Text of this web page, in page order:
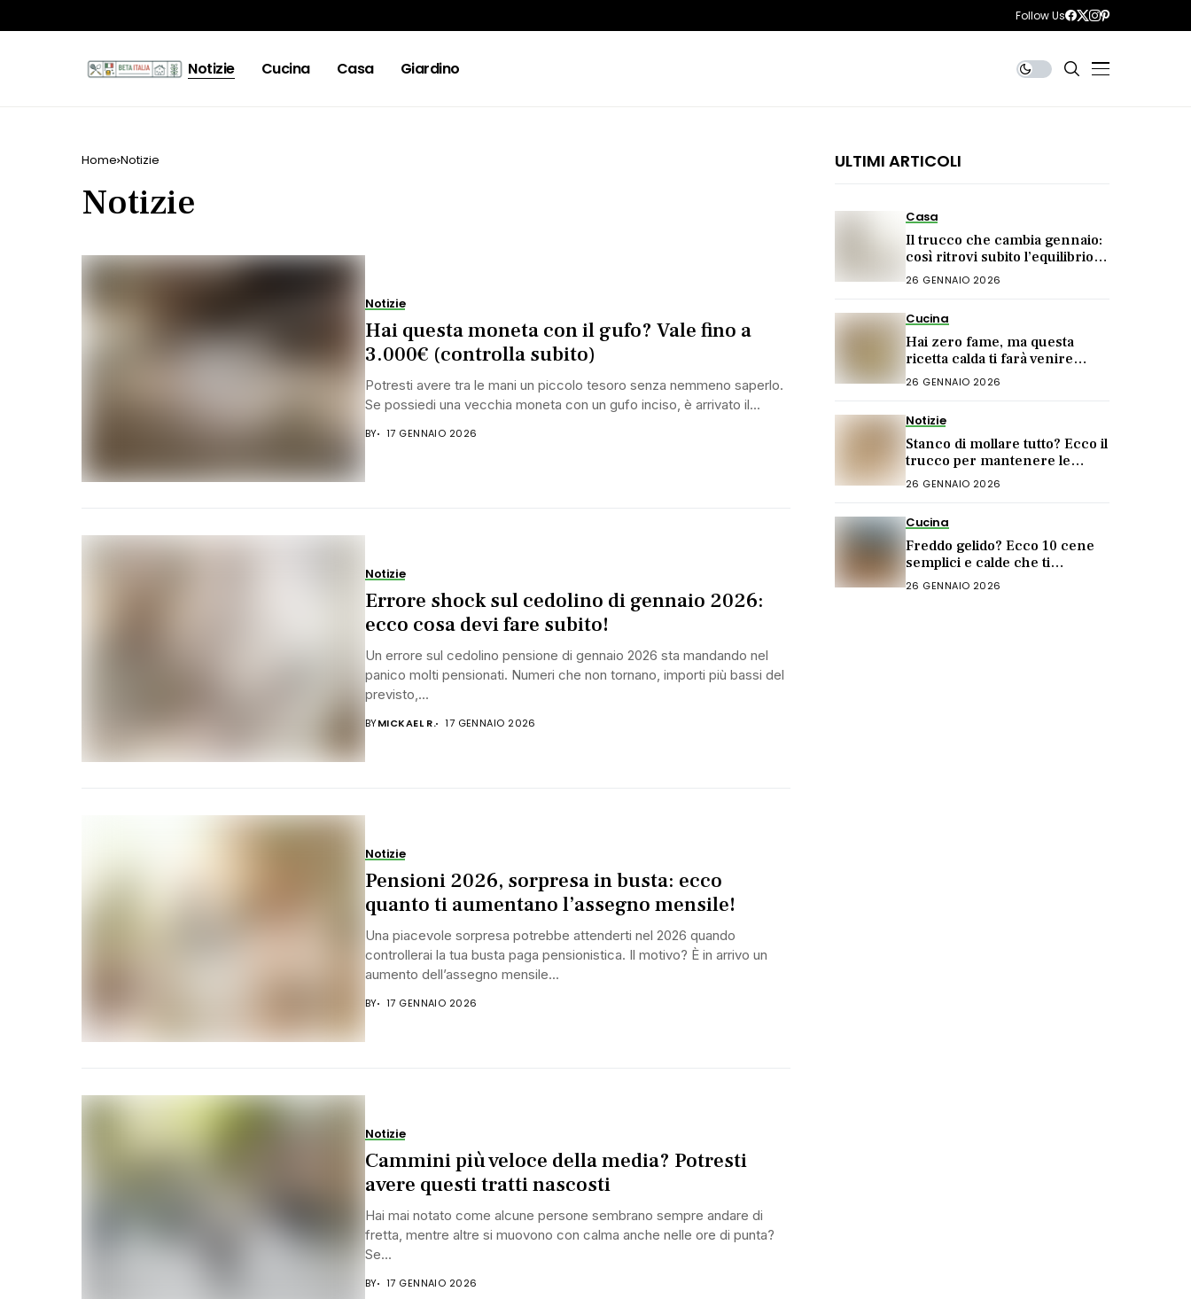
Follow Us
Notizie Cucina Casa Giardino
Home Notizie
Notizie
Notizie
Hai questa moneta con il gufo? Vale fino a
3.000€ (controlla subito)
Potresti avere tra le mani un piccolo tesoro senza nemmeno saperlo.
Se possiedi una vecchia moneta con un gufo inciso, è arrivato il...
BY 17 GENNAIO 2026
Notizie
Errore shock sul cedolino di gennaio 2026:
ecco cosa devi fare subito!
Un errore sul cedolino pensione di gennaio 2026 sta mandando nel
panico molti pensionati. Numeri che non tornano, importi più bassi del
previsto,...
BYMICKAEL R. 17 GENNAIO 2026
Notizie
Pensioni 2026, sorpresa in busta: ecco
quanto ti aumentano l’assegno mensile!
Una piacevole sorpresa potrebbe attenderti nel 2026 quando
controllerai la tua busta paga pensionistica. Il motivo? È in arrivo un
aumento dell’assegno mensile...
BY 17 GENNAIO 2026
Notizie
Cammini più veloce della media? Potresti
avere questi tratti nascosti
Hai mai notato come alcune persone sembrano sempre andare di
fretta, mentre altre si muovono con calma anche nelle ore di punta?
Se...
BY 17 GENNAIO 2026
ULTIMI ARTICOLI
Casa
Il trucco che cambia gennaio:
così ritrovi subito l’equilibrio
(funziona davvero)
26 GENNAIO 2026
Cucina
Hai zero fame, ma questa
ricetta calda ti farà venire
l’acquolina!
26 GENNAIO 2026
Notizie
Stanco di mollare tutto? Ecco il
trucco per mantenere le
buone abitudini senza fatica
26 GENNAIO 2026
Cucina
Freddo gelido? Ecco 10 cene
semplici e calde che ti
salveranno la serata
26 GENNAIO 2026